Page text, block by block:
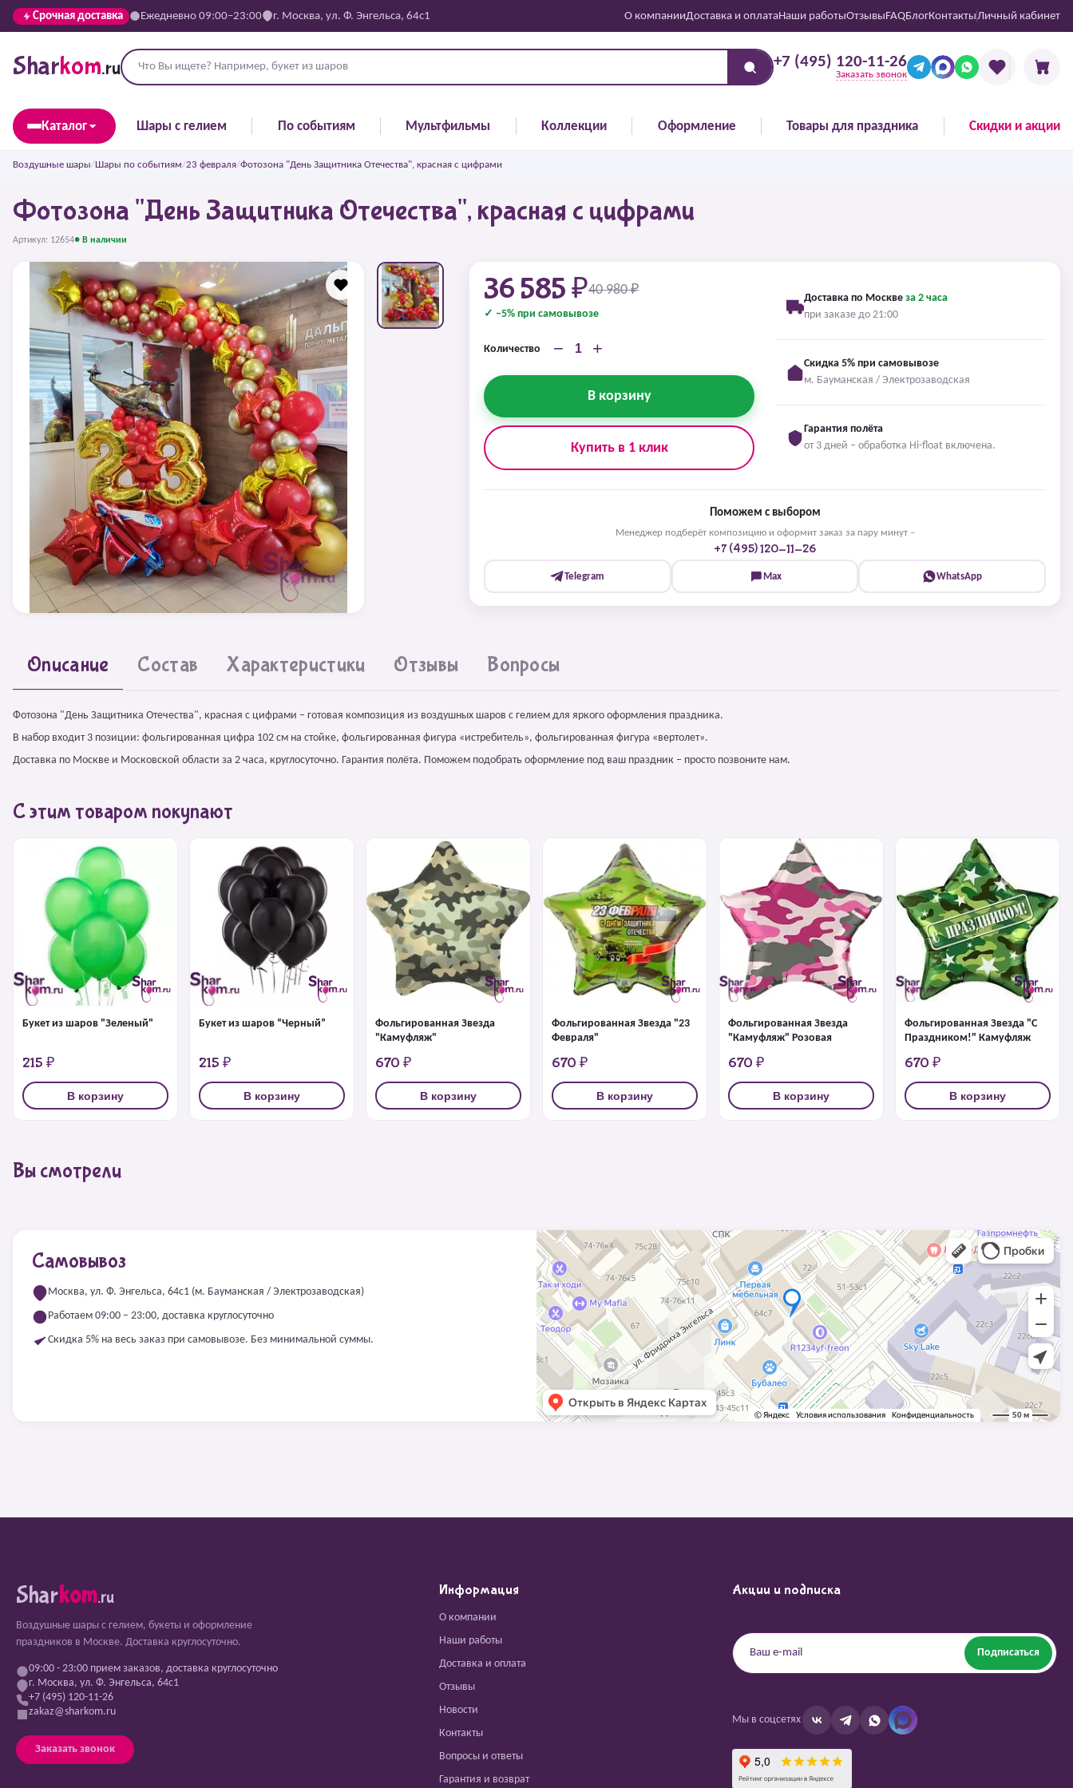
Срочная доставка Ежедневно 09:00–23:00 г. Москва, ул. Ф. Энгельса, 64с1 О компанииДоставка и оплатаНаши работыОтзывыFAQБлогКонтактыЛичный кабинет
Sharkom.ru +7 (495) 120-11-26
Заказать звонок
Каталог Шары с гелием По событиям Мультфильмы Коллекции Оформление Товары для праздника Скидки и акции
Воздушные шары/Шары по событиям/23 февраля/Фотозона "День Защитника Отечества", красная с цифрами
Фотозона "День Защитника Отечества", красная с цифрами
Артикул: 12654● В наличии
36 585 ₽40 980 ₽
✓ −5% при самовывозе
Количество − +
В корзину
Купить в 1 клик
Доставка по Москве за 2 часа
при заказе до 21:00
Скидка 5% при самовывозе
м. Бауманская / Электрозаводская
Гарантия полёта
от 3 дней – обработка Hi-float включена.
Поможем с выбором
Менеджер подберёт композицию и оформит заказ за пару минут –
+7 (495) 120-11-26
Telegram Max WhatsApp
Описание Состав Характеристики Отзывы Вопросы
Фотозона "День Защитника Отечества", красная с цифрами – готовая композиция из воздушных шаров с гелием для яркого оформления праздника.
В набор входит 3 позиции: фольгированная цифра 102 см на стойке, фольгированная фигура «истребитель», фольгированная фигура «вертолет».
Доставка по Москве и Московской области за 2 часа, круглосуточно. Гарантия полёта. Поможем подобрать оформление под ваш праздник – просто позвоните нам.
С этим товаром покупают
Букет из шаров "Зеленый"
215 ₽
В корзину
Букет из шаров “Черный”
215 ₽
В корзину
Фольгированная Звезда
"Камуфляж"
670 ₽
В корзину
Фольгированная Звезда "23
Февраля"
670 ₽
В корзину
Фольгированная Звезда
"Камуфляж" Розовая
670 ₽
В корзину
Фольгированная Звезда "С
Праздником!" Камуфляж
670 ₽
В корзину
Вы смотрели
Самовывоз
Москва, ул. Ф. Энгельса, 64с1 (м. Бауманская / Электрозаводская)
Работаем 09:00 – 23:00, доставка круглосуточно
Скидка 5% на весь заказ при самовывозе. Без минимальной суммы.
Sharkom.ru
Воздушные шары с гелием, букеты и оформление
праздников в Москве. Доставка круглосуточно.
09:00 - 23:00 прием заказов, доставка круглосуточно
г. Москва, ул. Ф. Энгельса, 64с1
+7 (495) 120-11-26
zakaz@sharkom.ru
Заказать звонок
Информация
О компании
Наши работы
Доставка и оплата
Отзывы
Новости
Контакты
Вопросы и ответы
Гарантия и возврат
Акции и подписка
Подписаться
Мы в соцсетях